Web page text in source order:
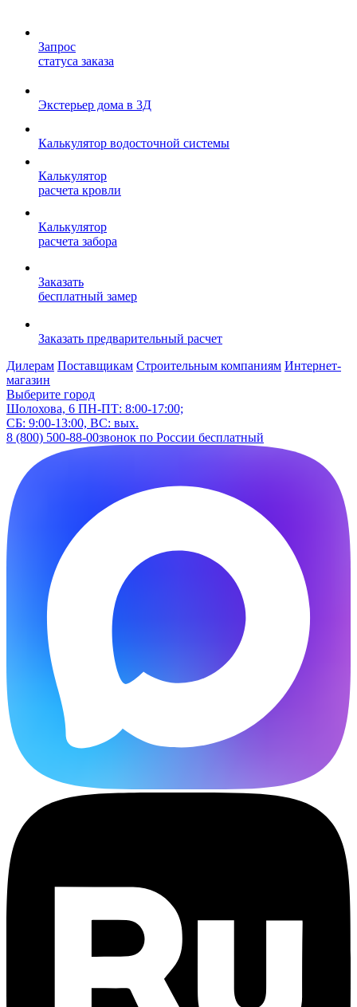
Запрос
статуса заказа
Экстерьер дома в 3Д
Калькулятор водосточной системы
Калькулятор
расчета кровли
Калькулятор
расчета забора
Заказать
бесплатный замер
Заказать предварительный расчет
Дилерам Поставщикам Строительным компаниям Интернет-
магазин
Выберите город
Шолохова, 6 ПН-ПТ: 8:00-17:00;
СБ: 9:00-13:00, ВС: вых.
8 (800) 500-88-00звонок по России бесплатный